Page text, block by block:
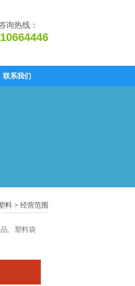
询热线：
联系我们
料 > 经营范围
、塑料袋